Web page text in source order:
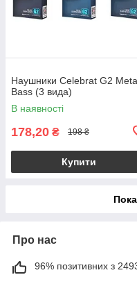
Наушники Celebrat G2
Bass (3 вида)
В наявності
178,20 ₴ 198 ₴
Купити
Про нас
96% позитивних з 2493